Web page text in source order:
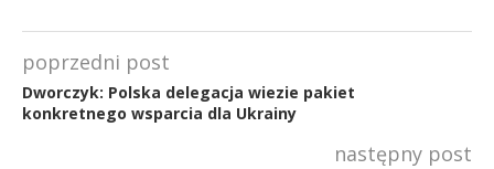
poprzedni post
Dworczyk: Polska delegacja wiezie pakiet
konkretnego wsparcia dla Ukrainy
następny post